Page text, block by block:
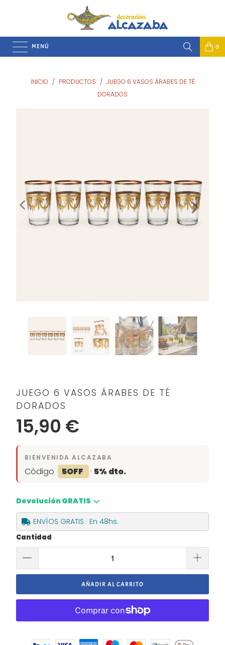
MENÚ 0
INICIO / PRODUCTOS / JUEGO 6 VASOS ÁRABES DE TÉ
DORADOS
JUEGO 6 VASOS ÁRABES DE TÉ
DORADOS
15,90 €
BIENVENIDA ALCAZABA
Código 5OFF · 5% dto.
Devolución GRATIS
ENVÍOS GRATIS · En 48hs.
Cantidad
AÑADIR AL CARRITO